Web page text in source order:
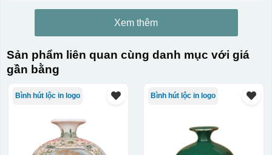
Xem thêm
Sản phẩm liên quan cùng danh mục với giá
gần bằng
Bình hút lộc in logo Bình hút lộc in logo